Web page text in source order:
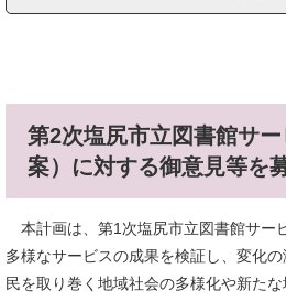
第2次塩尻市立図書館サ
案）に対する御意見等を
本計画は、第1次塩尻市立図書館サー
多様なサービスの成果を検証し、変化
民を取り巻く地域社会の多様化や新た